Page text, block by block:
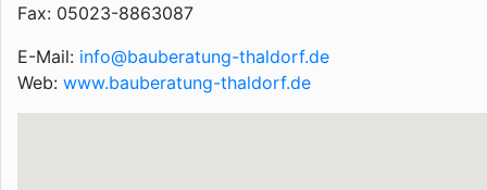
Fax: 05023-8863087
E-Mail: info@bauberatung-thaldorf.de
Web: www.bauberatung-thaldorf.de